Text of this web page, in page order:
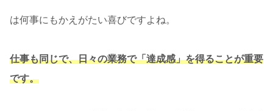
は何事にもかえがたい喜びですよね。
仕事も同じで、日々の業務で「達成感」を得ることが重要
です。